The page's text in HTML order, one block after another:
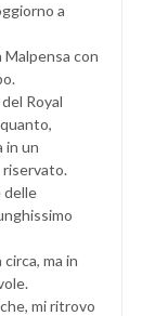
a
con
Royal
in un
riservato.
delle
ma in
mi ritrovo